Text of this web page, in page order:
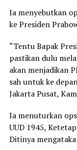
Ia menyebutkan
ke Presiden
“Tentu Bapak
pastikan dulu
akan menjadikan
sah untuk ke
Jakarta Pusat,
Ia menuturkan
UUD 1945,
Ditinya